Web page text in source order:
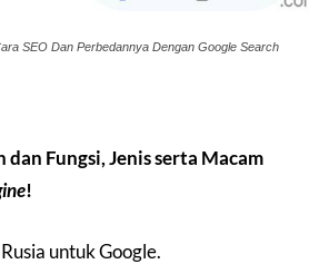
SEO Dan Perbedannya Dengan Google Search
Fungsi, Jenis serta Macam
!
untuk Google.